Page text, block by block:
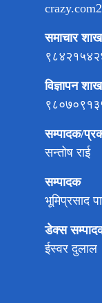
समाचार
विज्ञापन
सम्पादक/
सन्तोष राई
सम्पादक
भूमिप्रसाद
डेक्स
ईस्वर दुलाल